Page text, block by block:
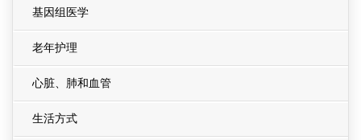
基因组医学
老年护理
心脏、肺和血管
生活方式